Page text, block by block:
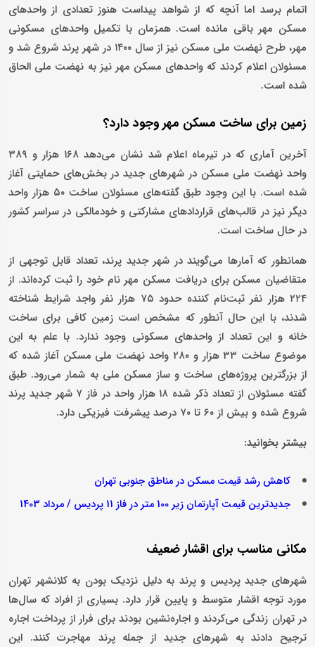
اتمام برسد اما آنچه که از شواهد پیداست هنوز تعدادی از واحدهای
مسکن مهر باقی مانده است. همزمان با تکمیل واحدهای مسکونی
مهر، طرح نهضت ملی مسکن نیز از سال ۱۴۰۰ در شهر پرند شروع شد و
مسئولان اعلام کردند که واحدهای مسکن مهر نیز به نهضت ملی الحاق
شده است.
زمین برای ساخت مسکن مهر وجود دارد؟
آخرین آماری که در تیرماه اعلام شد نشان می‌دهد ۱۶۸ هزار و ۳۸۹
واحد نهضت ملی مسکن در شهرهای جدید در بخش‌های حمایتی آغاز
شده است. با این وجود طبق گفته‌های مسئولان ساخت ۵۰ هزار واحد
دیگر نیز در قالب‌های قراردادهای مشارکتی و خودمالکی در سراسر کشور
در حال ساخت است.
همانطور که آمارها می‌گویند در شهر جدید پرند، تعداد قابل توجهی از
متقاضیان مسکن برای دریافت مسکن مهر نام خود را ثبت کرده‌اند. از
۲۲۴ هزار نفر ثبت‌نام کننده حدود ۷۵ هزار نفر واجد شرایط شناخته
شدند، با این حال آنطور که مشخص است زمین کافی برای ساخت
خانه و این تعداد از واحدهای مسکونی وجود ندارد. با علم به این
موضوع ساخت ۳۳ هزار و ۲۸۰ واحد نهضت ملی مسکن آغاز شده که
از بزرگترین پروژه‌های ساخت و ساز مسکن ملی به شمار می‌رود. طبق
گفته مسئولان از تعداد ذکر شده ۱۸ هزار واحد در فاز ۷ شهر جدید پرند
شروع شده و بیش از ۶۰ تا ۷۰ درصد پیشرفت فیزیکی دارد.
بیشتر بخوانید:
کاهش رشد قیمت مسکن در مناطق جنوبی تهران
جدیدترین قیمت آپارتمان زیر 100 متر در فاز 11 پردیس / مرداد 1403
مکانی مناسب برای اقشار ضعیف
شهرهای جدید پردیس و پرند به دلیل نزدیک بودن به کلانشهر تهران
مورد توجه اقشار متوسط و پایین قرار دارد. بسیاری از افراد که سال‌ها
در تهران زندگی می‌کردند و اجاره‌نشین بودند برای فرار از پرداخت اجاره
ترجیح دادند به شهرهای جدید از جمله پرند مهاجرت کنند. این